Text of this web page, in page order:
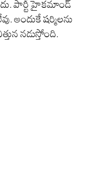
పార్టీ హైకమాండ్
అందుకే షర్మిలను
నడుస్తోంది.